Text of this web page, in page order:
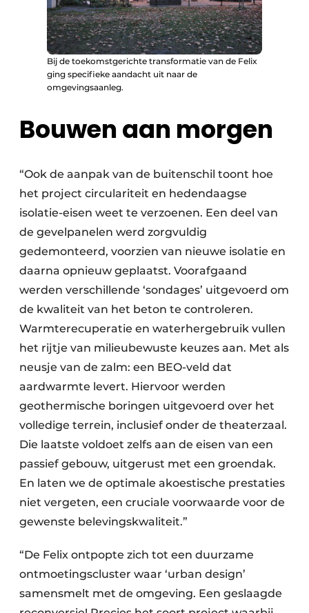
Bij de toekomstgerichte transformatie van de Felix
ging specifieke aandacht uit naar de
omgevingsaanleg.
Bouwen aan morgen
“Ook de aanpak van de buitenschil toont hoe
het project circulariteit en hedendaagse
isolatie-eisen weet te verzoenen. Een deel van
de gevelpanelen werd zorgvuldig
gedemonteerd, voorzien van nieuwe isolatie en
daarna opnieuw geplaatst. Voorafgaand
werden verschillende ‘sondages’ uitgevoerd om
de kwaliteit van het beton te controleren.
Warmterecuperatie en waterhergebruik vullen
het rijtje van milieubewuste keuzes aan. Met als
neusje van de zalm: een BEO-veld dat
aardwarmte levert. Hiervoor werden
geothermische boringen uitgevoerd over het
volledige terrein, inclusief onder de theaterzaal.
Die laatste voldoet zelfs aan de eisen van een
passief gebouw, uitgerust met een groendak.
En laten we de optimale akoestische prestaties
niet vergeten, een cruciale voorwaarde voor de
gewenste belevingskwaliteit.”
“De Felix ontpopte zich tot een duurzame
ontmoetingscluster waar ‘urban design’
samensmelt met de omgeving. Een geslaagde